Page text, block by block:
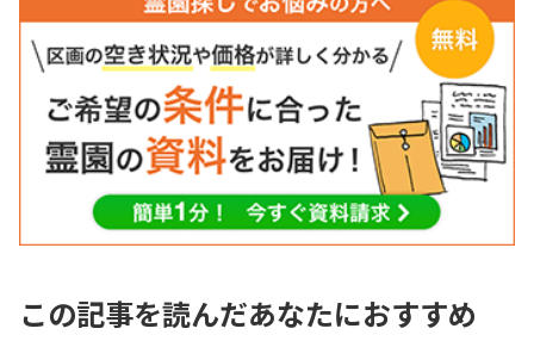
この記事を読んだあなたにおすすめ